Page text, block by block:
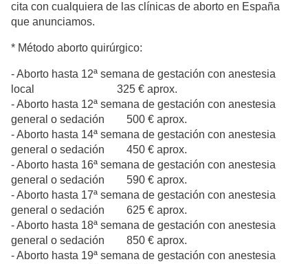
cita con cualquiera de las clínicas de aborto en España
que anunciamos.
* Método aborto quirúrgico:
- Aborto hasta 12ª semana de gestación con anestesia
local 325 € aprox.
- Aborto hasta 12ª semana de gestación con anestesia
general o sedación 500 € aprox.
- Aborto hasta 14ª semana de gestación con anestesia
general o sedación 450 € aprox.
- Aborto hasta 16ª semana de gestación con anestesia
general o sedación 590 € aprox.
- Aborto hasta 17ª semana de gestación con anestesia
general o sedación 625 € aprox.
- Aborto hasta 18ª semana de gestación con anestesia
general o sedación 850 € aprox.
- Aborto hasta 19ª semana de gestación con anestesia